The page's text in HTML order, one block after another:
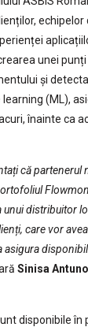
unei punți
și
(ML),
înainte ca
că partenerul
distribuitor
care vor
asigura
Sinisa
disponibile în